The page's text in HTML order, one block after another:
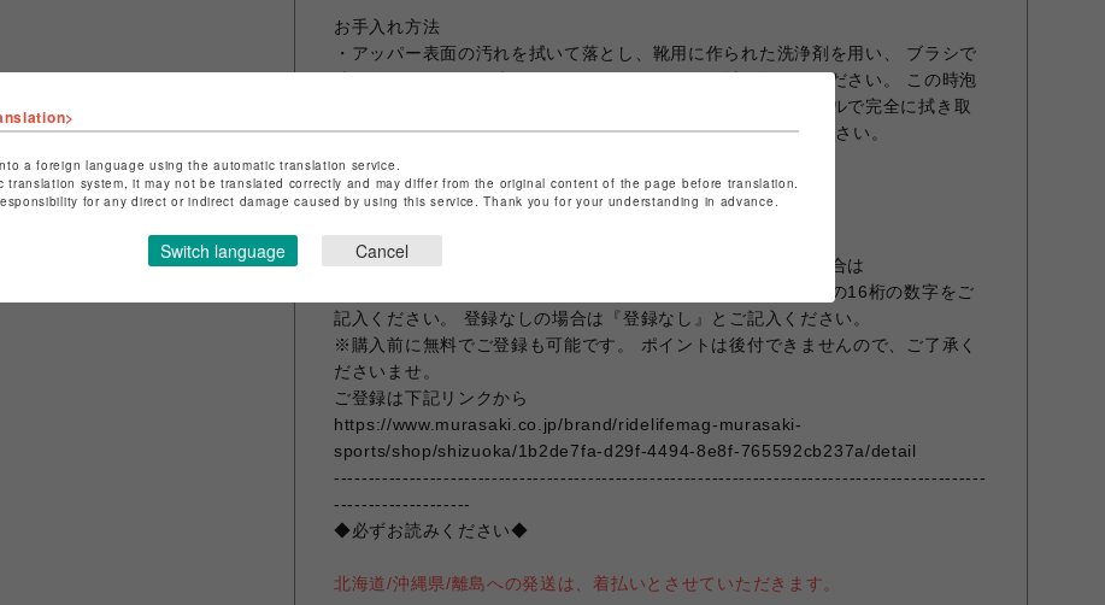
お手入れ方法
・アッパー表面の汚れを拭いて落とし、靴用に作られた洗浄剤を用い、 ブラシで
洗浄してください。絞ったタオルで泡をしっかり拭き取ってください。 この時泡
が残っているとシミ、変色の可能性がありますので乾いたタオルで完全に拭き取
ってください。 形を整え風通しの良い場所で陰干しをしてください。
ムラサキスポーツポイントアプリ『ムラポ』のご登録がある場合は
その他、要望欄にムラポアプリメンバー画面でバーコードしたの16桁の数字をご
記入ください。 登録なしの場合は『登録なし』とご記入ください。
※購入前に無料でご登録も可能です。 ポイントは後付できませんので、ご了承く
ださいませ。
ご登録は下記リンクから
https://www.murasaki.co.jp/brand/ridelifemag-murasaki-
sports/shop/shizuoka/1b2de7fa-d29f-4494-8e8f-765592cb237a/detail
-----------------------------------------------------------------------------------------------
--------------------
◆必ずお読みください◆
北海道/沖縄県/離島への発送は、着払いとさせていただきます。
a foreign language using the automatic translation service.
translation system, it may not be translated correctly and may differ from the original content of the page before translation.
for any direct or indirect damage caused by using this service. Thank you for your understanding in advance.
Switch language Cancel